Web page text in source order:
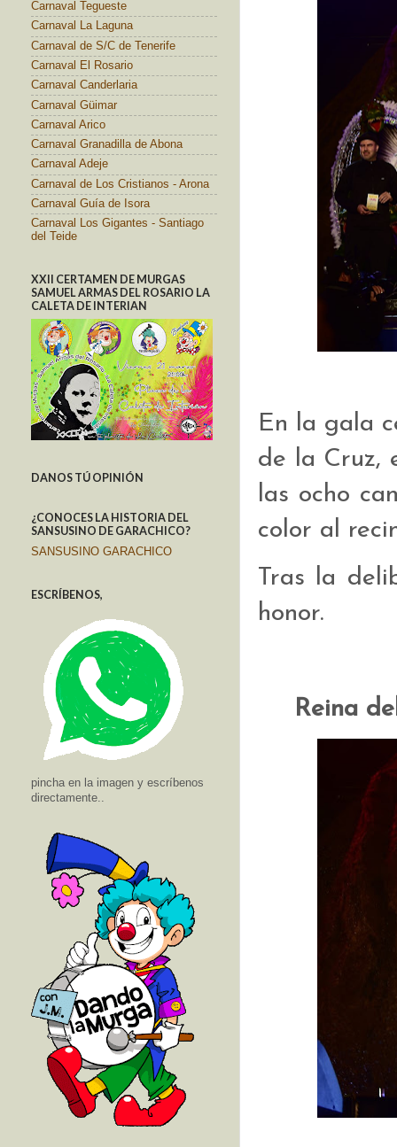
En la gala
de la Cruz,
las ocho
color al
Tras la
honor.
Reina
Carnaval Tegueste
Carnaval La Laguna
Carnaval de S/C de Tenerife
Carnaval El Rosario
Carnaval Canderlaria
Carnaval Güimar
Carnaval Arico
Carnaval Granadilla de Abona
Carnaval Adeje
Carnaval de Los Cristianos - Arona
Carnaval Guía de Isora
Carnaval Los Gigantes - Santiago
del Teide
XXII CERTAMEN DE MURGAS
SAMUEL ARMAS DEL ROSARIO LA
CALETA DE INTERIAN
DANOS TÚ OPINIÓN
¿CONOCES LA HISTORIA DEL
SANSUSINO DE GARACHICO?
SANSUSINO GARACHICO
ESCRÍBENOS,
pincha en la imagen y escríbenos
directamente..